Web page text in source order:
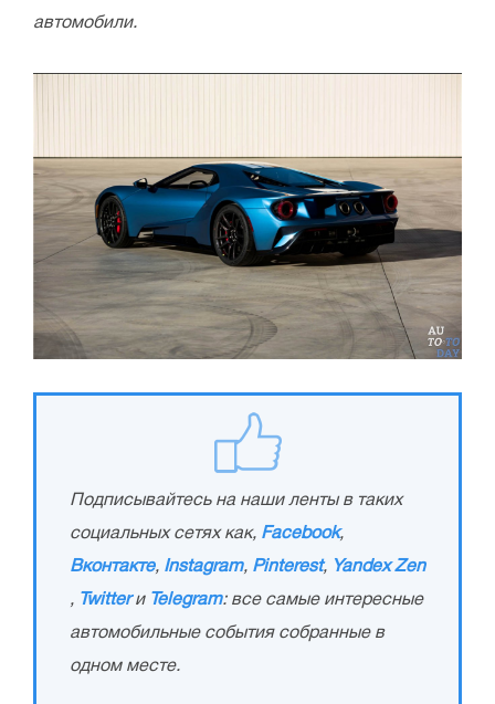
автомобили.
Подписывайтесь на наши ленты в таких
социальных сетях как, Facebook,
Вконтакте, Instagram, Pinterest, Yandex Zen
, Twitterи Telegram: все самые интересные
автомобильные события собранные в
одном месте.